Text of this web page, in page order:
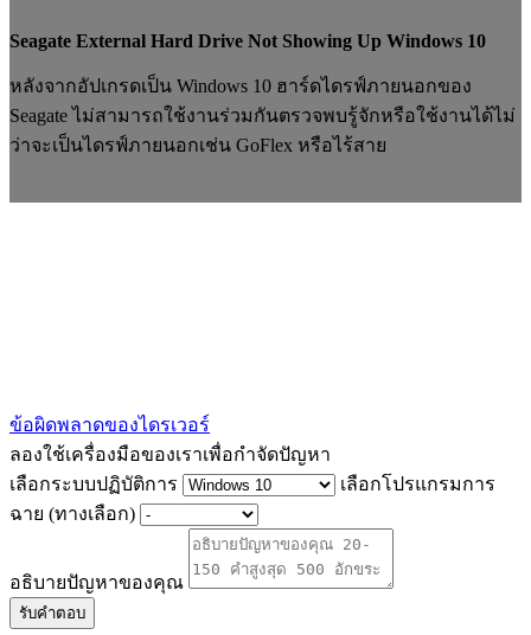
Seagate External Hard Drive Not Showing Up Windows 10
หลังจากอัปเกรดเป็น Windows 10 ฮาร์ดไดรฟ์ภายนอกของ
Seagate ไม่สามารถใช้งานร่วมกันตรวจพบรู้จักหรือใช้งานได้ไม่
ว่าจะเป็นไดรฟ์ภายนอกเช่น GoFlex หรือไร้สาย
ข้อผิดพลาดของไดรเวอร์
ลองใช้เครื่องมือของเราเพื่อกำจัดปัญหา
เลือกระบบปฏิบัติการ
เลือกโปรแกรมการ
ฉาย (ทางเลือก)
อธิบายปัญหาของคุณ
รับคำตอบ